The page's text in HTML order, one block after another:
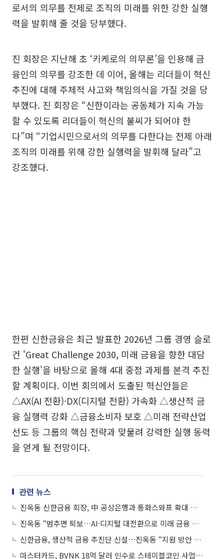
로서의 의무를 전제로 조직의 미래를 위한 강한 실행
력을 발휘해 줄 것을 당부했다.
진 회장은 지난해 초 ‘키케로의 의무론’을 인용해 금
융인의 의무를 강조한 데 이어, 올해는 리더들이 혁신
추진에 대해 주체적 사고와 책임의식을 가질 것을 당
부했다. 진 회장은 “신한이라는 공동체가 지속 가능
할 수 있도록 리더들이 혁신의 불씨가 되어야 한
다”며 “기업시민으로서의 의무를 다한다는 전제 아래
조직의 미래를 위해 강한 실행력을 발휘해 달라”고
강조했다.
한편 신한금융은 최근 발표한 2026년 그룹 경영 슬로
건 'Great Challenge 2030, 미래 금융을 향한 대담
한 실행'을 바탕으로 올해 4대 중점 과제를 본격 추진
할 계획이다. 이번 회의에서 도출된 혁신안들은
△AX(AI 전환)·DX(디지털 전환) 가속화 △생산적 금
융 실행력 강화 △금융소비자 보호 △미래 전략산업
선도 등 그룹의 핵심 전략과 맞물려 강력한 실행 동력
을 얻게 될 전망이다.
관련 뉴스
진옥동 신한금융 회장, 中 공상은행과 통화스와프 확대 논의
진옥동 “멈추면 퇴보…AI·디지털 대전환으로 미래 금융 선도”
신한금융, 생산적 금융 추진단 신설⋯진옥동 “지원 방안 지속 발굴”
마스터카드, BVNK 18억 달러 인수로 스테이블코인 사업 본격 확장